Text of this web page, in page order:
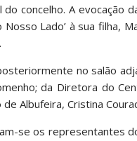
concelho. A evocação
Lado’ à sua filha,
no salão
da Diretora do
Albufeira, Cristina
se os representantes